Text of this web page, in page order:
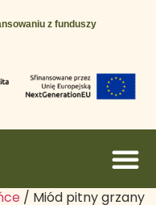
z funduszy
/ Miód pitny grzany